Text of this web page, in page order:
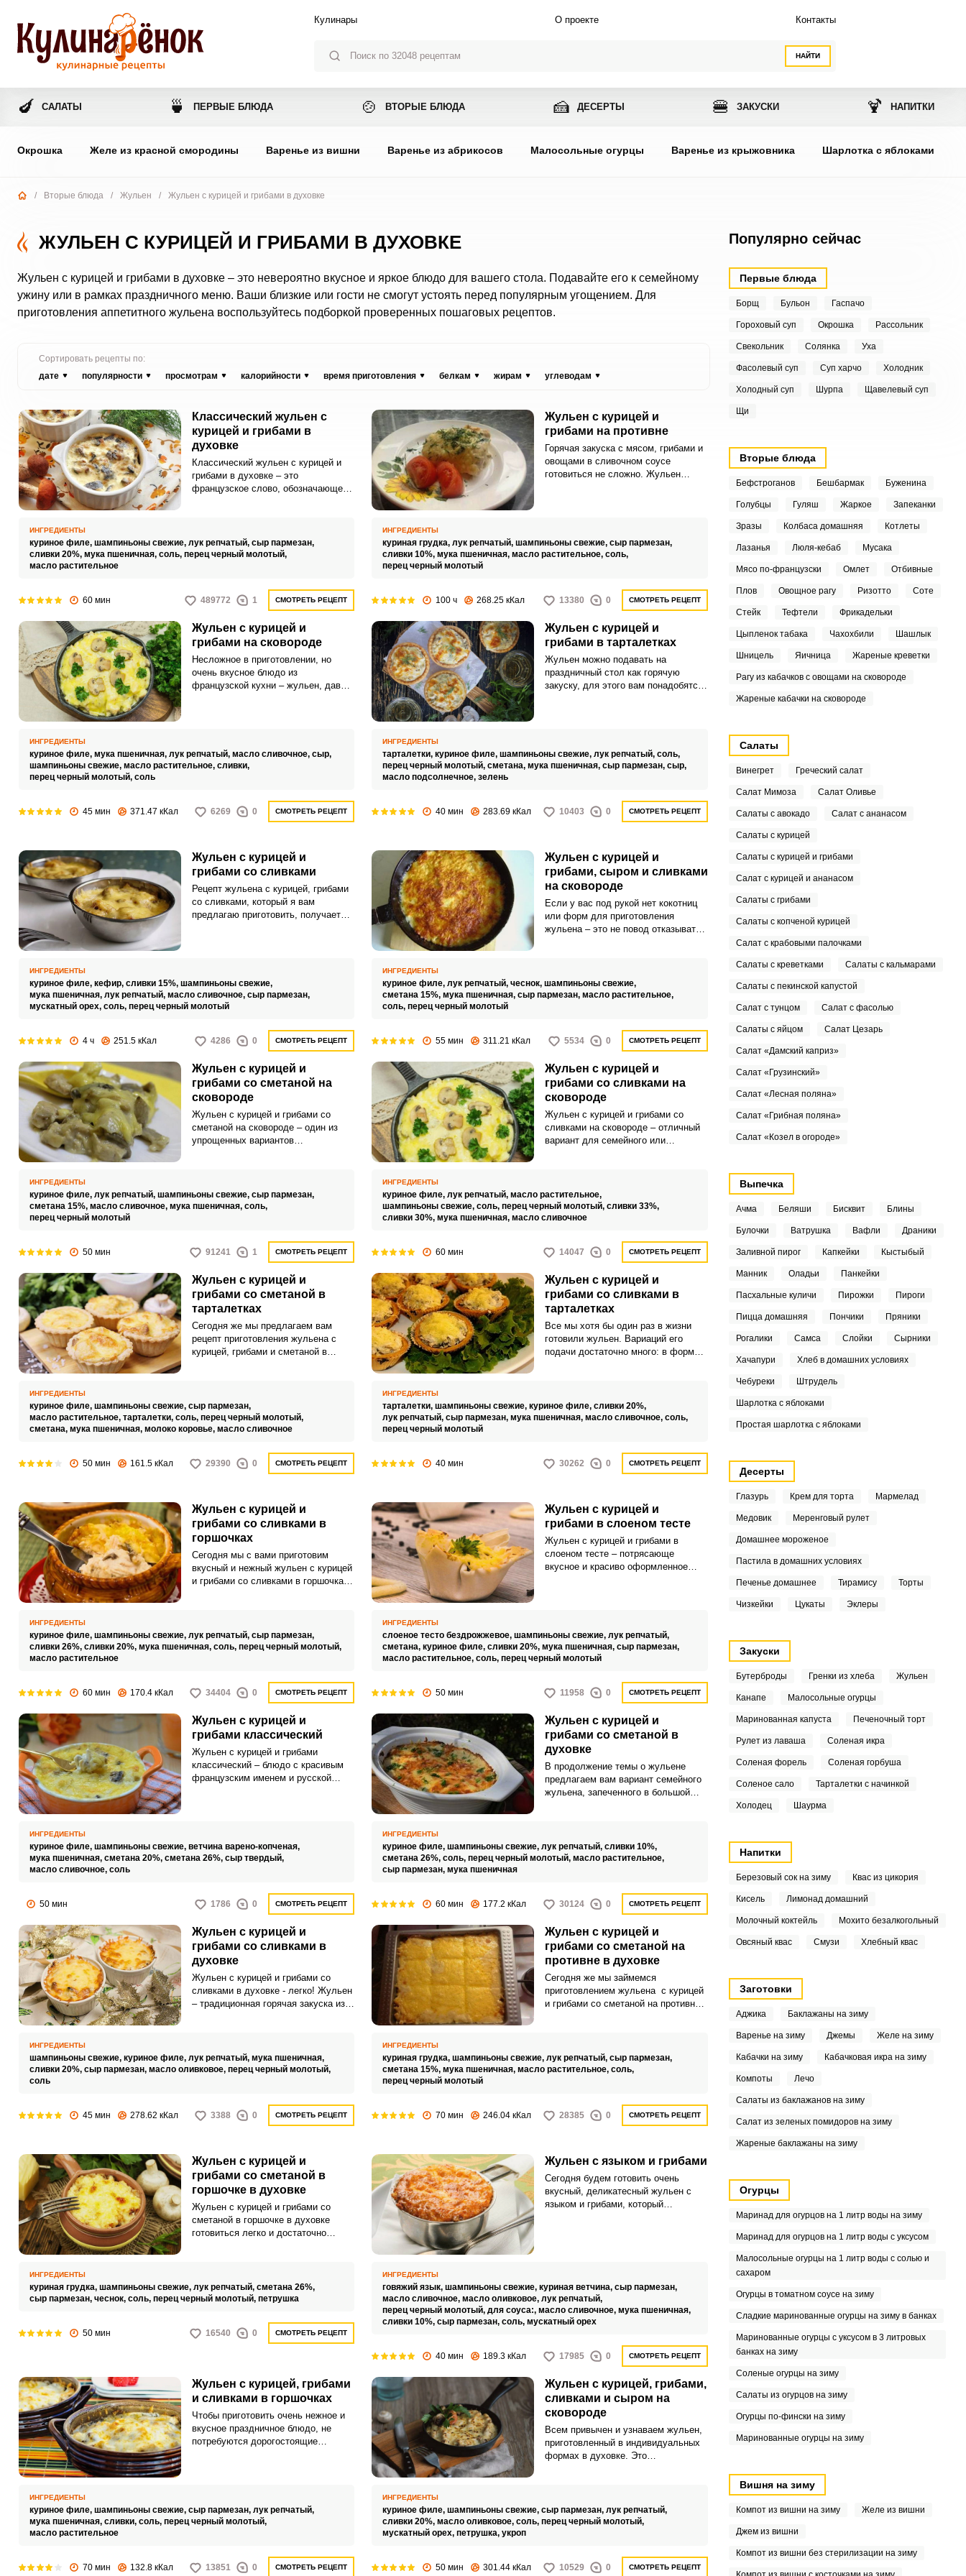
НАЙТИ
Кулинары О проекте Контакты
🍆 САЛАТЫ 🍵 ПЕРВЫЕ БЛЮДА 🍲 ВТОРЫЕ БЛЮДА 🍰 ДЕСЕРТЫ 🍔 ЗАКУСКИ 🍹 НАПИТКИ
Окрошка Желе из красной смородины Варенье из вишни Варенье из абрикосов Малосольные огурцы Варенье из крыжовника Шарлотка с яблоками
/ Вторые блюда / Жульен / Жульен с курицей и грибами в духовке
ЖУЛЬЕН С КУРИЦЕЙ И ГРИБАМИ В ДУХОВКЕ
Жульен с курицей и грибами в духовке – это невероятно вкусное и яркое блюдо для вашего стола. Подавайте его к семейному
ужину или в рамках праздничного меню. Ваши близкие или гости не смогут устоять перед популярным угощением. Для
приготовления аппетитного жульена воспользуйтесь подборкой проверенных пошаговых рецептов.
Сортировать рецепты по:
дате
популярности просмотрам калорийности время приготовления белкам жирам углеводам
Классический жульен с
курицей и грибами в
духовке
Классический жульен с курицей и
грибами в духовке – это
французское слово, обозначающее
ароматное блюдо из грибов и курицы
в нежном сливочном соусе.
ИНГРЕДИЕНТЫ
куриное филе, шампиньоны свежие, лук репчатый, сыр пармезан,
сливки 20%, мука пшеничная, соль, перец черный молотый,
масло растительное
60 мин 489772 1 СМОТРЕТЬ РЕЦЕПТ
Жульен с курицей и
грибами на противне
Горячая закуска с мясом, грибами и
овощами в сливочном соусе
готовиться не сложно. Жульен
ИНГРЕДИЕНТЫ
куриная грудка,лук репчатый,шампиньоны свежие,сыр пармезан,
сливки 10%,мука пшеничная,масло растительное,соль,
перец черный молотый
100 ч 268.25 кКал 13380 0 СМОТРЕТЬ РЕЦЕПТ
Жульен с курицей и
грибами на сковороде
Несложное в приготовлении, но
очень вкусное блюдо из
французской кухни – жульен, давно
простой и быстрый рецепт
приготовления жульена в сковороде,
шкафу классическим способом.
ИНГРЕДИЕНТЫ
куриное филе, мука пшеничная, лук репчатый, масло сливочное, сыр,
шампиньоны свежие, масло растительное, сливки,
перец черный молотый, соль
45 мин 371.47 кКал 6269 0 СМОТРЕТЬ РЕЦЕПТ
Жульен с курицей и
грибами в тарталетках
Жульен можно подавать на
праздничный стол как горячую
закуску, для этого вам понадобятся
ИНГРЕДИЕНТЫ
тарталетки,куриное филе,шампиньоны свежие,лук репчатый,соль,
перец черный молотый,сметана,мука пшеничная,сыр пармезан,сыр,
масло подсолнечное,зелень
40 мин 283.69 кКал 10403 0 СМОТРЕТЬ РЕЦЕПТ
Жульен с курицей и
грибами со сливками
Рецепт жульена с курицей, грибами
со сливками, который я вам
предлагаю приготовить, получается
ИНГРЕДИЕНТЫ
куриное филе, кефир, сливки 15%, шампиньоны свежие,
мука пшеничная, лук репчатый, масло сливочное, сыр пармезан,
мускатный орех, соль, перец черный молотый
4 ч 251.5 кКал 4286 0 СМОТРЕТЬ РЕЦЕПТ
Жульен с курицей и
грибами, сыром и сливками
на сковороде
Если у вас под рукой нет кокотниц
или форм для приготовления
жульена – это не повод отказывать
приготовления жульена с курицей и
грибами, сыром и сливками на
вас будет возможность на
последнем этапе приготовления
на несколько минут для того, чтобы
он покрылся аппетитной румяной
корочкой.
ИНГРЕДИЕНТЫ
куриное филе,лук репчатый,чеснок,шампиньоны свежие,
сметана 15%,мука пшеничная,сыр пармезан,масло растительное,
соль,перец черный молотый
55 мин 311.21 кКал 5534 0 СМОТРЕТЬ РЕЦЕПТ
Жульен с курицей и
грибами со сметаной на
сковороде
Жульен с курицей и грибами со
сметаной на сковороде – один из
упрощенных вариантов
после чего тушатся в сливочном
соусе на основе сметаны.
ИНГРЕДИЕНТЫ
куриное филе, лук репчатый, шампиньоны свежие, сыр пармезан,
сметана 15%, масло сливочное, мука пшеничная, соль,
перец черный молотый
50 мин 91241 1 СМОТРЕТЬ РЕЦЕПТ
Жульен с курицей и
грибами со сливками на
сковороде
Жульен с курицей и грибами со
сливками на сковороде – отличный
вариант для семейного или
выступит в качестве горячей
закуски.
ИНГРЕДИЕНТЫ
куриное филе,лук репчатый,масло растительное,
шампиньоны свежие,соль,перец черный молотый,сливки 33%,
сливки 30%,мука пшеничная,масло сливочное
60 мин 14047 0 СМОТРЕТЬ РЕЦЕПТ
Жульен с курицей и
грибами со сметаной в
тарталетках
Сегодня же мы предлагаем вам
рецепт приготовления жульена с
курицей, грибами и сметаной в
Отварное куриное филе идеально
сочетается с обжаренными
шампиньонами, а сметанный соус
вкус основных ингредиентов.
ИНГРЕДИЕНТЫ
куриное филе, шампиньоны свежие, сыр пармезан,
масло растительное, тарталетки, соль, перец черный молотый,
сметана, мука пшеничная, молоко коровье, масло сливочное
50 мин 161.5 кКал 29390 0 СМОТРЕТЬ РЕЦЕПТ
Жульен с курицей и
грибами со сливками в
тарталетках
Все мы хотя бы один раз в жизни
готовили жульен. Вариаций его
подачи достаточно много: в форме
ИНГРЕДИЕНТЫ
тарталетки,шампиньоны свежие,куриное филе,сливки 20%,
лук репчатый,сыр пармезан,мука пшеничная,масло сливочное,соль,
перец черный молотый
40 мин 30262 0 СМОТРЕТЬ РЕЦЕПТ
Жульен с курицей и
грибами со сливками в
горшочках
Сегодня мы с вами приготовим
вкусный и нежный жульен с курицей
и грибами со сливками в горшочках.
консистенцию и сливочный вкус.
ИНГРЕДИЕНТЫ
куриное филе, шампиньоны свежие, лук репчатый, сыр пармезан,
сливки 26%, сливки 20%, мука пшеничная, соль, перец черный молотый,
масло растительное
60 мин 170.4 кКал 34404 0 СМОТРЕТЬ РЕЦЕПТ
Жульен с курицей и
грибами в слоеном тесте
Жульен с курицей и грибами в
слоеном тесте – потрясающе
вкусное и красиво оформленное
куриная грудка, тушеные в соусе из
сливок и сметаны.
ИНГРЕДИЕНТЫ
слоеное тесто бездрожжевое,шампиньоны свежие,лук репчатый,
сметана,куриное филе,сливки 20%,мука пшеничная,сыр пармезан,
масло растительное,соль,перец черный молотый
50 мин 11958 0 СМОТРЕТЬ РЕЦЕПТ
Жульен с курицей и
грибами классический
Жульен с курицей и грибами
классический – блюдо с красивым
французским именем и русской
ИНГРЕДИЕНТЫ
куриное филе, шампиньоны свежие, ветчина варено-копченая,
мука пшеничная, сметана 20%, сметана 26%, сыр твердый,
масло сливочное, соль
50 мин 1786 0 СМОТРЕТЬ РЕЦЕПТ
Жульен с курицей и
грибами со сметаной в
духовке
В продолжение темы о жульене
предлагаем вам вариант семейного
жульена, запеченного в большой
обжаренных шампиньонов и лука с
нежным куриным филе, запеченных
ИНГРЕДИЕНТЫ
куриное филе,шампиньоны свежие,лук репчатый,сливки 10%,
сметана 26%,соль,перец черный молотый,масло растительное,
сыр пармезан,мука пшеничная
60 мин 177.2 кКал 30124 0 СМОТРЕТЬ РЕЦЕПТ
Жульен с курицей и
грибами со сливками в
духовке
Жульен с курицей и грибами со
сливками в духовке - легко! Жульен
– традиционная горячая закуска из
под румяной сырной корочкой.
Благодаря сливочному соусу,
сливочный вкус, который отлично
сочетается с курицей и грибами.
ИНГРЕДИЕНТЫ
шампиньоны свежие, куриное филе, лук репчатый, мука пшеничная,
сливки 20%, сыр пармезан, масло оливковое, перец черный молотый,
соль
45 мин 278.62 кКал 3388 0 СМОТРЕТЬ РЕЦЕПТ
Жульен с курицей и
грибами со сметаной на
противне в духовке
Сегодня же мы займемся
приготовлением жульена с курицей
и грибами со сметаной на противне в
очень кстати для большой компании
при отсутствии кокотниц и
закуски, который традиционно
подается в кокотницах, горшочках
ИНГРЕДИЕНТЫ
куриная грудка,шампиньоны свежие,лук репчатый,сыр пармезан,
сметана 15%,мука пшеничная,масло растительное,соль,
перец черный молотый
70 мин 246.04 кКал 28385 0 СМОТРЕТЬ РЕЦЕПТ
Жульен с курицей и
грибами со сметаной в
горшочке в духовке
Жульен с курицей и грибами со
сметаной в горшочке в духовке
готовиться легко и достаточно
ИНГРЕДИЕНТЫ
куриная грудка, шампиньоны свежие, лук репчатый, сметана 26%,
сыр пармезан, чеснок, соль, перец черный молотый, петрушка
50 мин 16540 0 СМОТРЕТЬ РЕЦЕПТ
Жульен с языком и грибами
Сегодня будем готовить очень
вкусный, деликатесный жульен с
языком и грибами, который
ИНГРЕДИЕНТЫ
говяжий язык,шампиньоны свежие,куриная ветчина,сыр пармезан,
масло сливочное,масло оливковое,лук репчатый,
перец черный молотый,для соуса:,масло сливочное,мука пшеничная,
сливки 10%,сыр пармезан,соль,мускатный орех
40 мин 189.3 кКал 17985 0 СМОТРЕТЬ РЕЦЕПТ
Жульен с курицей, грибами
и сливками в горшочках
Чтобы приготовить очень нежное и
вкусное праздничное блюдо, не
потребуются дорогостоящие
сочным.
ИНГРЕДИЕНТЫ
куриное филе, шампиньоны свежие, сыр пармезан, лук репчатый,
мука пшеничная, сливки, соль, перец черный молотый,
масло растительное
70 мин 132.8 кКал 13851 0 СМОТРЕТЬ РЕЦЕПТ
Жульен с курицей, грибами,
сливками и сыром на
сковороде
Всем привычен и узнаваем жульен,
приготовленный в индивидуальных
формах в духовке. Это
ИНГРЕДИЕНТЫ
куриное филе,шампиньоны свежие,сыр пармезан,лук репчатый,
сливки 20%,масло оливковое,соль,перец черный молотый,
мускатный орех,петрушка,укроп
50 мин 301.44 кКал 10529 0 СМОТРЕТЬ РЕЦЕПТ
Популярно сейчас
Первые блюда
Борщ Бульон Гаспачо
Гороховый суп Окрошка Рассольник
Свекольник Солянка Уха
Фасолевый суп Суп харчо Холодник
Холодный суп Шурпа Щавелевый суп
Щи
Вторые блюда
Бефстроганов Бешбармак Буженина
Голубцы Гуляш Жаркое Запеканки
Зразы Колбаса домашняя Котлеты
Лазанья Люля-кебаб Мусака
Мясо по-французски Омлет Отбивные
Плов Овощное рагу Ризотто Соте
Стейк Тефтели Фрикадельки
Цыпленок табака Чахохбили Шашлык
Шницель Яичница Жареные креветки
Рагу из кабачков с овощами на сковороде
Жареные кабачки на сковороде
Салаты
Винегрет Греческий салат
Салат Мимоза Салат Оливье
Салаты с авокадо Салат с ананасом
Салаты с курицей
Салаты с курицей и грибами
Салат с курицей и ананасом
Салаты с грибами
Салаты с копченой курицей
Салат с крабовыми палочками
Салаты с креветками Салаты с кальмарами
Салаты с пекинской капустой
Салат с тунцом Салат с фасолью
Салаты с яйцом Салат Цезарь
Салат «Дамский каприз»
Салат «Грузинский»
Салат «Лесная поляна»
Салат «Грибная поляна»
Салат «Козел в огороде»
Выпечка
Ачма Беляши Бисквит Блины
Булочки Ватрушка Вафли Драники
Заливной пирог Капкейки Кыстыбый
Манник Оладьи Панкейки
Пасхальные куличи Пирожки Пироги
Пицца домашняя Пончики Пряники
Рогалики Самса Слойки Сырники
Хачапури Хлеб в домашних условиях
Чебуреки Штрудель
Шарлотка с яблоками
Простая шарлотка с яблоками
Десерты
Глазурь Крем для торта Мармелад
Медовик Меренговый рулет
Домашнее мороженое
Пастила в домашних условиях
Печенье домашнее Тирамису Торты
Чизкейки Цукаты Эклеры
Закуски
Бутерброды Гренки из хлеба Жульен
Канапе Малосольные огурцы
Маринованная капуста Печеночный торт
Рулет из лаваша Соленая икра
Соленая форель Соленая горбуша
Соленое сало Тарталетки с начинкой
Холодец Шаурма
Напитки
Березовый сок на зиму Квас из цикория
Кисель Лимонад домашний
Молочный коктейль Мохито безалкогольный
Овсяный квас Смузи Хлебный квас
Заготовки
Аджика Баклажаны на зиму
Варенье на зиму Джемы Желе на зиму
Кабачки на зиму Кабачковая икра на зиму
Компоты Лечо
Салаты из баклажанов на зиму
Салат из зеленых помидоров на зиму
Жареные баклажаны на зиму
Огурцы
Маринад для огурцов на 1 литр воды на зиму
Маринад для огурцов на 1 литр воды с уксусом
Малосольные огурцы на 1 литр воды с солью и
сахаром
Огурцы в томатном соусе на зиму
Сладкие маринованные огурцы на зиму в банках
Маринованные огурцы с уксусом в 3 литровых
банках на зиму
Соленые огурцы на зиму
Салаты из огурцов на зиму
Огурцы по-фински на зиму
Маринованные огурцы на зиму
Вишня на зиму
Компот из вишни на зиму Желе из вишни
Джем из вишни
Компот из вишни без стерилизации на зиму
с помощью социальных сетей:
или
ЕЩЕ НЕ ЗАРЕГИСТРИРОВАННЫ?
Забыли пароль?